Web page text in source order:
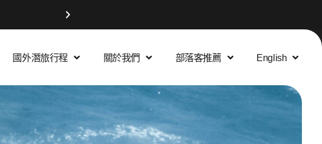
查看最新潛水旅遊行程
國外潛旅行程 關於我們 部落客推薦 English